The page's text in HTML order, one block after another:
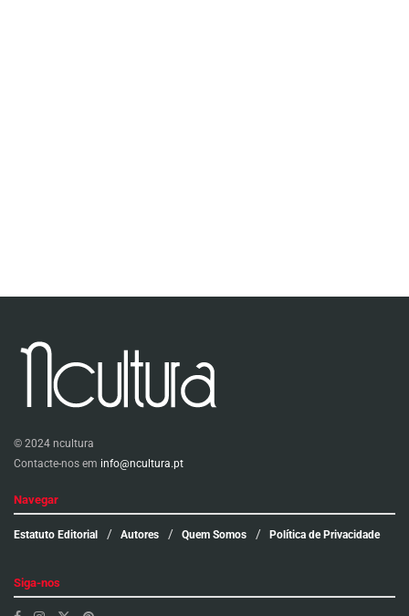
© 2024 ncultura
Contacte-nos em info@ncultura.pt
Navegar
Estatuto Editorial Autores Quem Somos Política de Privacidade
Siga-nos